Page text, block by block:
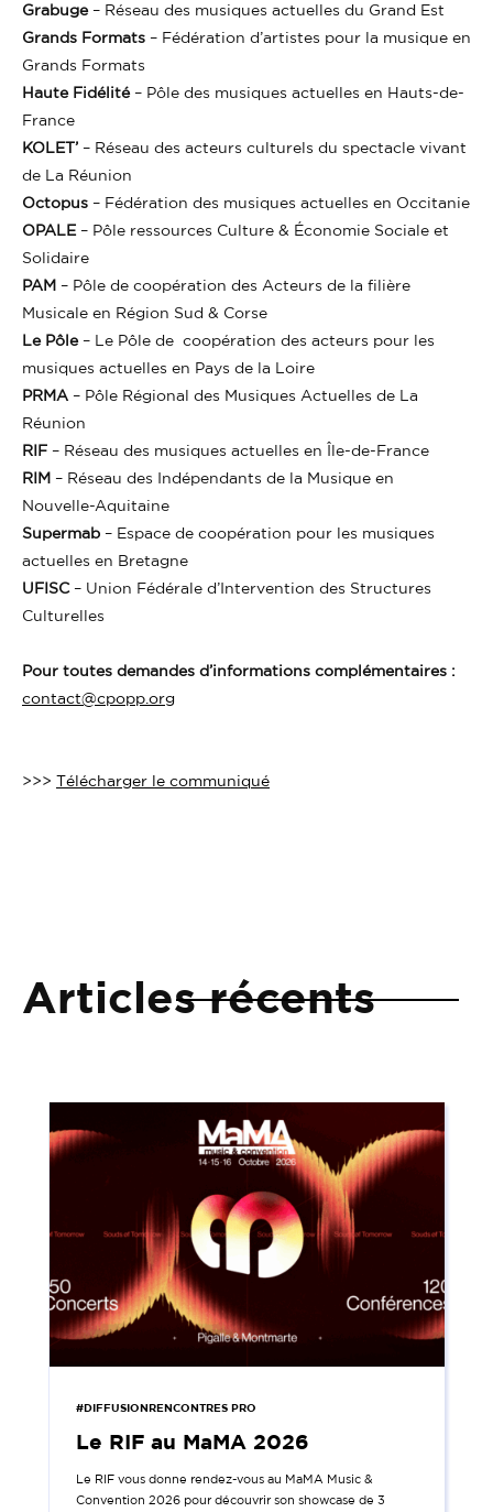
Grabuge– Réseau des musiques actuelles du Grand Est
Grands Formats – Fédération d’artistes pour la musique en
Grands Formats
Haute Fidélité– Pôle des musiques actuelles en Hauts-de-
France
KOLET’ – Réseau des acteurs culturels du spectacle vivant
de La Réunion
Octopus – Fédération des musiques actuelles en Occitanie
OPALE – Pôle ressources Culture & Économie Sociale et
Solidaire
PAM – Pôle de coopération des Acteurs de la filière
Musicale en Région Sud & Corse
Le Pôle– Le Pôle de coopération des acteurs pour les
musiques actuelles en Pays de la Loire
PRMA – Pôle Régional des Musiques Actuelles de La
Réunion
RIF – Réseau des musiques actuelles en Île-de-France
RIM – Réseau des Indépendants de la Musique en
Nouvelle-Aquitaine
Supermab – Espace de coopération pour les musiques
actuelles en Bretagne
UFISC– Union Fédérale d’Intervention des Structures
Culturelles
Pour toutes demandes d’informations complémentaires :
contact@cpopp.org
>>> Télécharger le communiqué
Articles récents
#DIFFUSIONRENCONTRES PRO
Le RIF au MaMA 2026
Le RIF vous donne rendez-vous au MaMA Music &
Convention 2026 pour découvrir son showcase de 3